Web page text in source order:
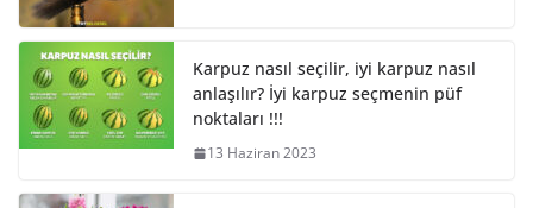
Karpuz nasıl seçilir, iyi karpuz nasıl
anlaşılır? İyi karpuz seçmenin püf
noktaları !!!
13 Haziran 2023